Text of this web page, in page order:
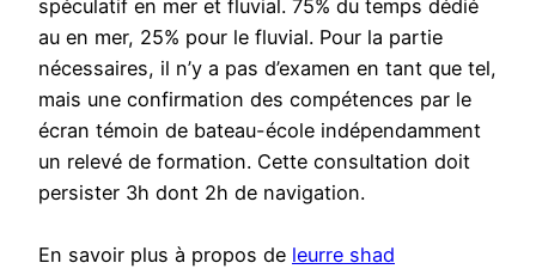
spéculatif en mer et fluvial. 75% du temps dédié
au en mer, 25% pour le fluvial. Pour la partie
nécessaires, il n’y a pas d’examen en tant que tel,
mais une confirmation des compétences par le
écran témoin de bateau-école indépendamment
un relevé de formation. Cette consultation doit
persister 3h dont 2h de navigation.
En savoir plus à propos de leurre shad